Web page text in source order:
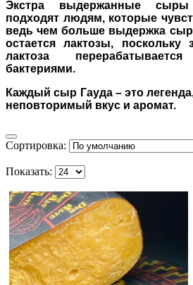
Экстра выдержанные сыры
подходят людям, которые
ведь чем больше выдержка
остается лактозы,
лактоза
бактериями.
Каждый сыр Гауда – это
неповторимый вкус и аромат.
Сортировка:
Показать: